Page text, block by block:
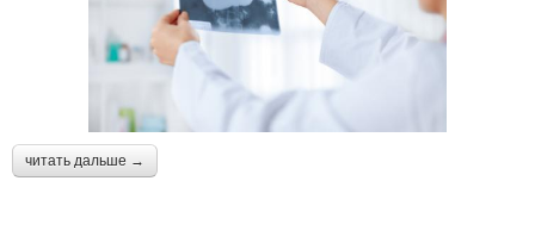
читать дальше →